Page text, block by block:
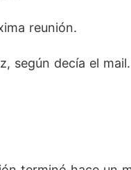
reunión.
según decía el mail.